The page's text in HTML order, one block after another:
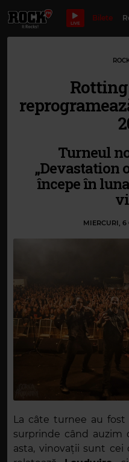
LIVE
Bilete
Turneul
„Devastation
începe în
MIERCURI, 6
La câte turnee au
surprinde când auzim
asta, vinovații sunt cei